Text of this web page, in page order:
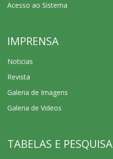
Acesso ao Sistema
IMPRENSA
Noticias
Revista
Galeria de Imagens
Galeria de Videos
TABELAS E PESQUISA